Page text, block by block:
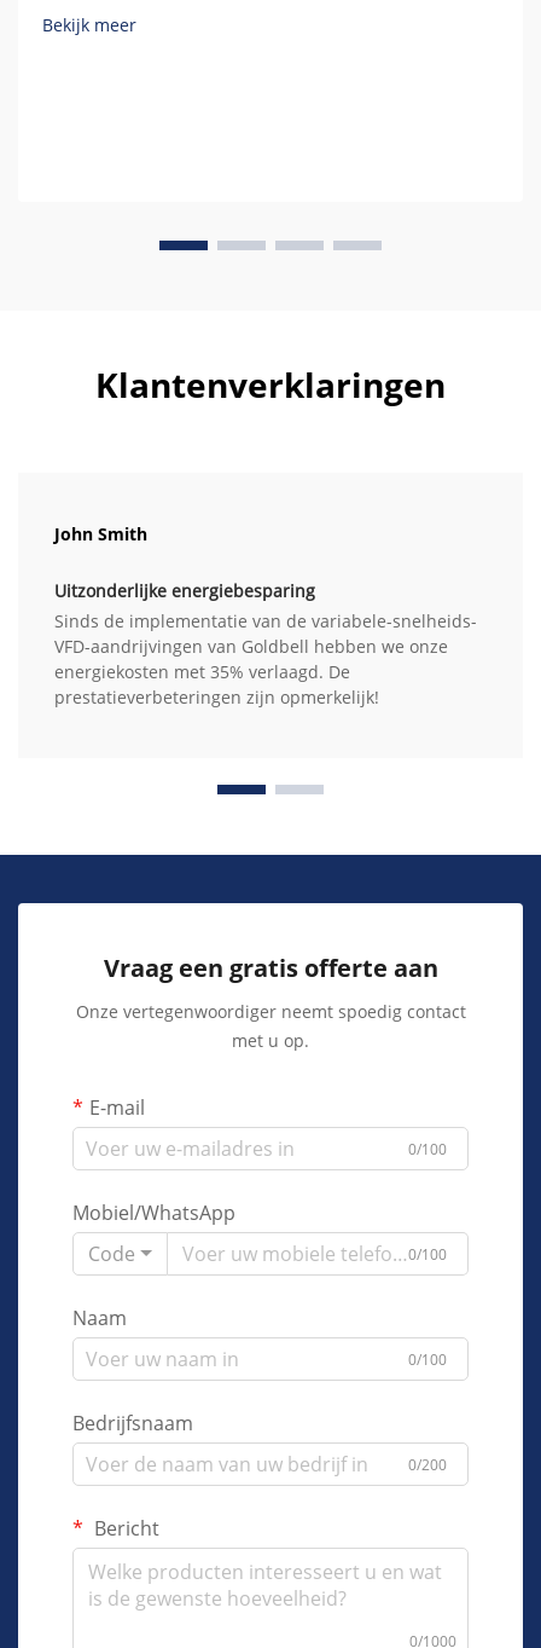
reële berekeningen voordat u koopt.
Bekijk meer
Klantenverklaringen
John Smith
Uitzonderlijke energiebesparing
Sinds de implementatie van de variabele-snelheids-
VFD-aandrijvingen van Goldbell hebben we onze
energiekosten met 35% verlaagd. De
prestatieverbeteringen zijn opmerkelijk!
Vraag een gratis offerte aan
Onze vertegenwoordiger neemt spoedig contact
met u op.
E-mail
0/100
Mobiel/WhatsApp
Code
0/100
Naam
0/100
Bedrijfsnaam
0/200
Bericht
0/1000